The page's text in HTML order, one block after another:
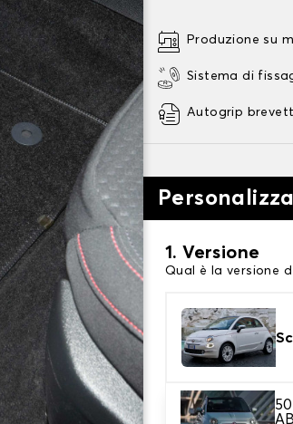
Produzione su
Sistema di
Autogrip
1. Versione
Qual è la versione
2. Materiale